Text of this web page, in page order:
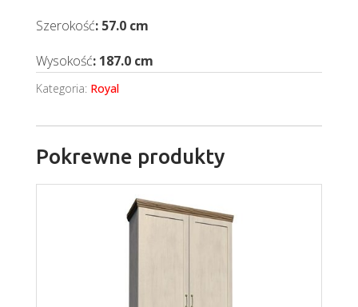
Szerokość: 57.0 cm
Wysokość: 187.0 cm
Kategoria: Royal
Pokrewne produkty